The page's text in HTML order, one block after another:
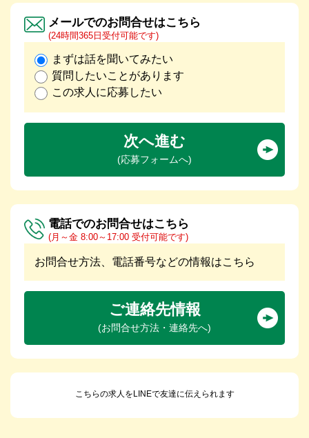
メールでのお問合せはこちら
(24時間365日受付可能です)
まずは話を聞いてみたい
質問したいことがあります
この求人に応募したい
次へ進む
(応募フォームへ)
電話でのお問合せはこちら
(月～金 8:00～17:00 受付可能です)
お問合せ方法、電話番号などの情報はこちら
ご連絡先情報
(お問合せ方法・連絡先へ)
こちらの求人をLINEで友達に伝えられます